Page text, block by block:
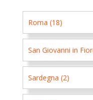
Roma (18)
San Giovanni in
Sardegna (2)